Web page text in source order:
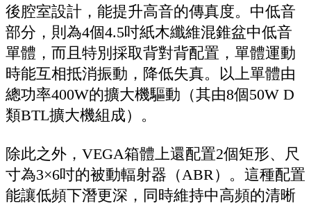
後腔室設計，能提升高音的傳真度。中低音
部分，則為4個4.5吋紙木纖維混錐盆中低音
單體，而且特別採取背對背配置，單體運動
時能互相抵消振動，降低失真。以上單體由
總功率400W的擴大機驅動（其由8個50W D
類BTL擴大機組成）。
除此之外，VEGA箱體上還配置2個矩形、尺
寸為3×6吋的被動輻射器（ABR）。這種配置
能讓低頻下潛更深，同時維持中高頻的清晰